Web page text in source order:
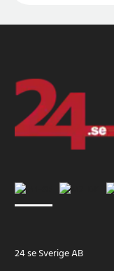
24 se Sverige AB